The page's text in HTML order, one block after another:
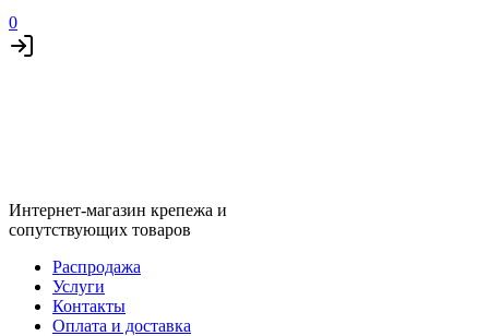
0
Интернет-магазин крепежа и
сопутствующих товаров
Распродажа
Услуги
Контакты
Оплата и доставка